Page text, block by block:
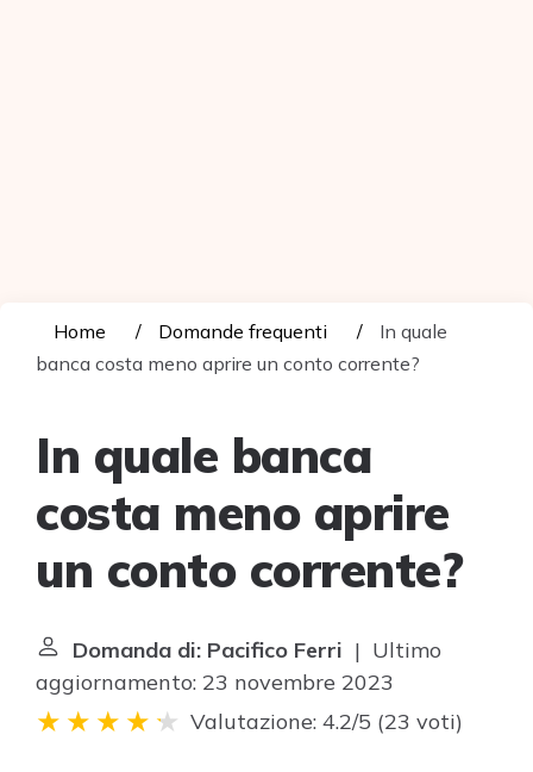
Home Domande frequenti
In quale
banca costa meno aprire un conto corrente?
In quale banca
costa meno aprire
un conto corrente?
Domanda di: Pacifico Ferri | Ultimo
aggiornamento: 23 novembre 2023
Valutazione: 4.2/5 (23 voti)